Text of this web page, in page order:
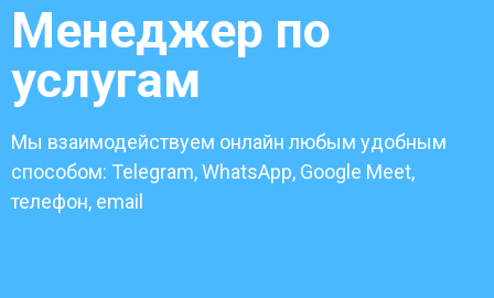
Менеджер по
услугам
Мы взаимодействуем онлайн любым удобным
способом: Telegram, WhatsApp, Google Meet,
телефон, email